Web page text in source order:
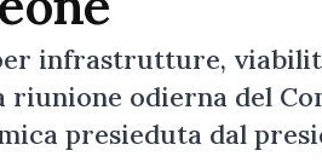
per infrastrutture,
riunione odierna del
presieduta dal